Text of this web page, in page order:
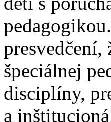
presvedčení,
špeciálnej
disciplíny,
a